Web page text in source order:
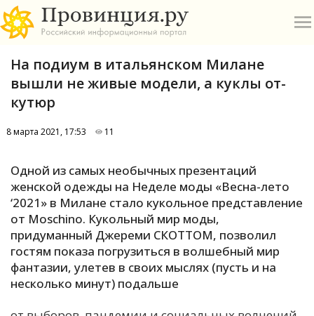
А
Б
В
П
Р
На подиум в итальянском Милане
вышли не живые модели, а куклы от-
кутюр
8 марта 2021, 17:53 11
Одной из самых необычных презентаций
женской одежды на Неделе моды «Весна-лето
‘2021» в Милане стало кукольное представление
от Moschino. Кукольный мир моды,
придуманный Джереми СКОТТОМ, позволил
гостям показа погрузиться в волшебный мир
фантазии, улетев в своих мыслях (пусть и на
несколько минут) подальше